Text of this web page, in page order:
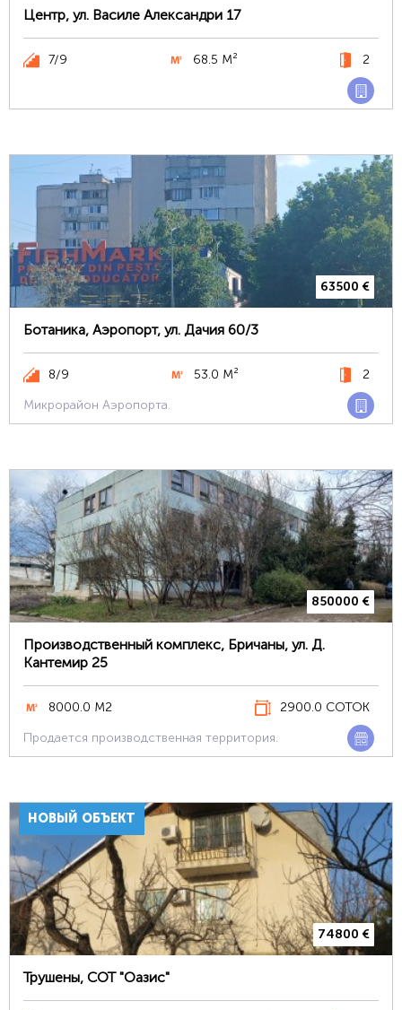
Центр, ул. Василе Александри 17
7/9 68.5 М² 2
63500 €
Ботаника, Аэропорт, ул. Дачия 60/3
8/9 53.0 М²
2
Микрорайон Аэропорта.
850000 €
Производственный комплекс, Бричаны, ул. Д.
Кантемир 25
8000.0 М2
2900.0 СОТОК
Продается производственная территория.
НОВЫЙ ОБЪЕКТ
74800 €
Трушены, СОТ "Оазис"